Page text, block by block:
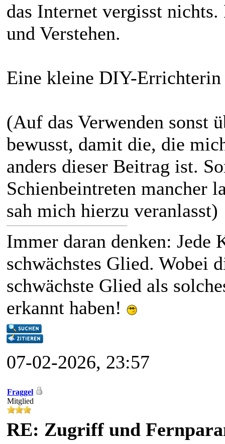
das Internet vergisst
und Verstehen.
Eine kleine DIY-Errichterin
(Auf das Verwenden sonst
bewusst, damit die, die
anders dieser Beitrag ist.
Schienbeintreten mancher
sah mich hierzu veranlasst)
Immer daran denken:
schwächstes Glied. Wobei
schwächste Glied als
erkannt haben!
07-02-2026, 23:57
Fraggel
Mitglied
RE: Zugriff und